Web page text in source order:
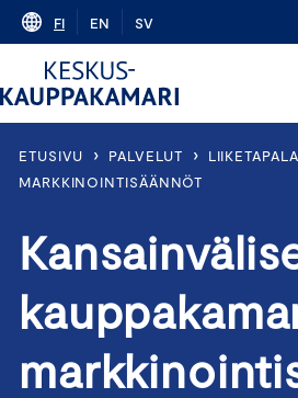
Skip
content
FI EN SV
ETUSIVU › PALVELUT ›
MARKKINOINTISÄÄNNÖT